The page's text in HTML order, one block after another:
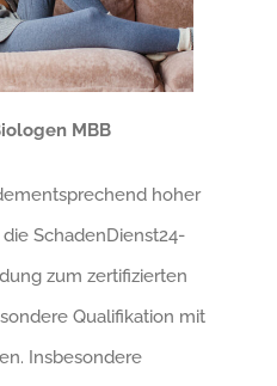
MBB
hoher
SchadenDienst24-
zum zertifizierten
Qualifikation mit
Insbesondere